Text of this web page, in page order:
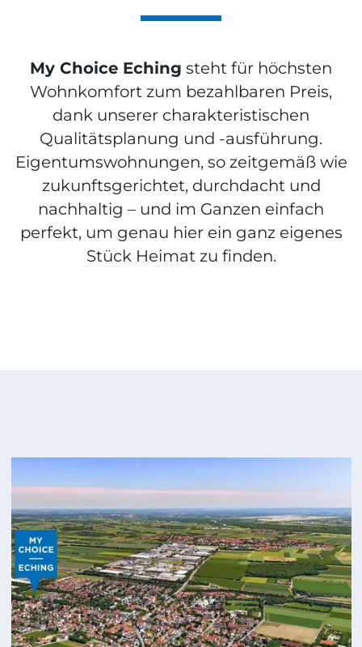
My Choice Eching steht für höchsten
Wohnkomfort zum bezahlbaren Preis,
dank unserer charakteristischen
Qualitätsplanung und -ausführung.
Eigentumswohnungen, so zeitgemäß wie
zukunftsgerichtet, durchdacht und
nachhaltig – und im Ganzen einfach
perfekt, um genau hier ein ganz eigenes
Stück Heimat zu finden.